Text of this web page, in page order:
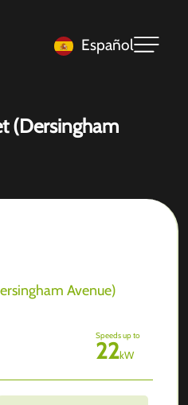
Español
(Dersingham
Avenue)
Speeds up to
22kW